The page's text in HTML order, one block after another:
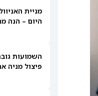
היום – הנה
פיצול מניה